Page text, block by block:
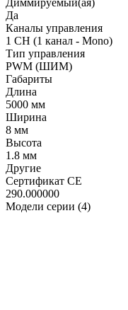
Да
Каналы управления
1 CH (1 канал - Mono)
Тип управления
PWM (ШИМ)
Габариты
Длина
5000 мм
Ширина
8 мм
Высота
1.8 мм
Другие
Сертификат CE
290.000000
Модели серии (4)